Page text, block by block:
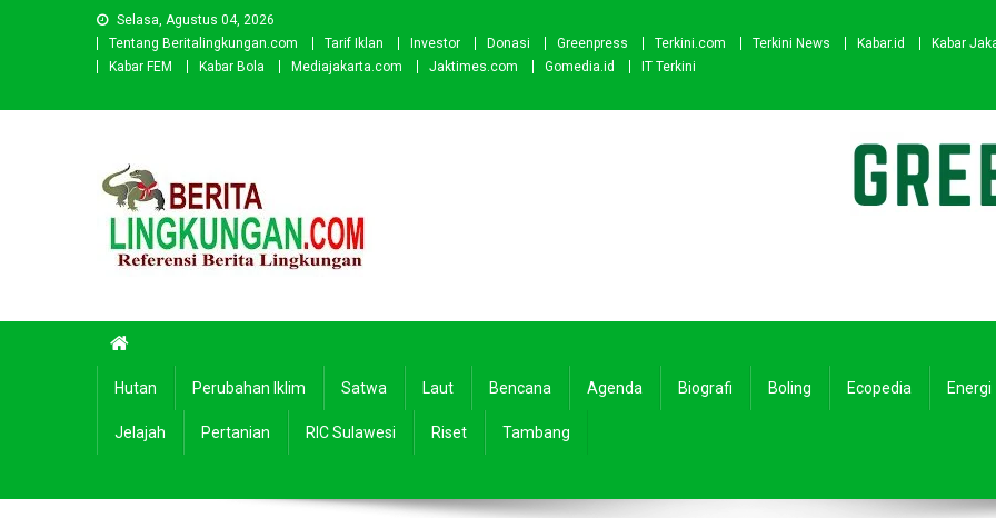
Selasa, Agustus 04, 2026
Tentang Beritalingkungan.com
Tarif Iklan Investor Donasi Greenpress Terkini.com Terkini News Kabar.id Kabar
Kabar FEM
Kabar Bola Mediajakarta.com Jaktimes.com Gomedia.id IT Terkini
Hutan Perubahan Iklim Satwa Laut Bencana Agenda Biografi Boling Ecopedia Energi
Jelajah Pertanian RIC Sulawesi Riset Tambang